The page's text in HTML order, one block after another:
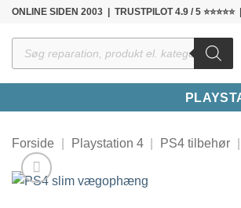
Fortsæt
indhold
ONLINE SIDEN 2003 | TRUSTPILOT 4.9 / 5 ⭐⭐⭐⭐⭐ |
Products
search
Forside Playstation 4 PS4 tilbehør